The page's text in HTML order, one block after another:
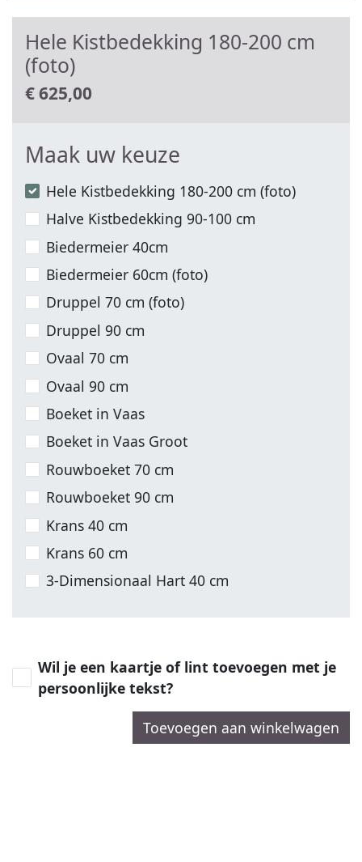
Hele Kistbedekking 180-200 cm
(foto)
€625,00
Maak uw keuze
Hele Kistbedekking 180-200 cm (foto)
Halve Kistbedekking 90-100 cm
Biedermeier 40cm
Biedermeier 60cm (foto)
Druppel 70 cm (foto)
Druppel 90 cm
Ovaal 70 cm
Ovaal 90 cm
Boeket in Vaas
Boeket in Vaas Groot
Rouwboeket 70 cm
Rouwboeket 90 cm
Krans 40 cm
Krans 60 cm
3-Dimensionaal Hart 40 cm
Wil je een kaartje of lint toevoegen met je
persoonlijke tekst?
Toevoegen aan winkelwagen